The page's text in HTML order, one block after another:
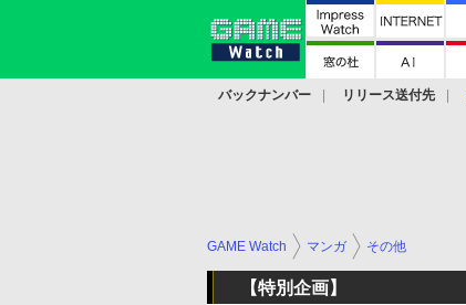
バックナンバー リリース送付先
GAME Watch マンガ その他
【特別企画】